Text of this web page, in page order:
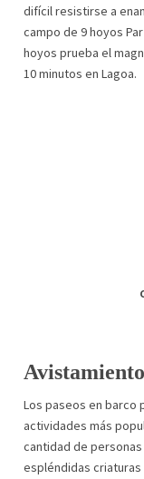
difícil resistirse a
campo de 9 hoyos
hoyos prueba el
10 minutos en Lagoa.
Los paseos en barco
actividades más
cantidad de
espléndidas